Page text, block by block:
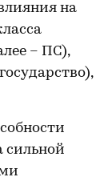
на
– ПС),
сильной